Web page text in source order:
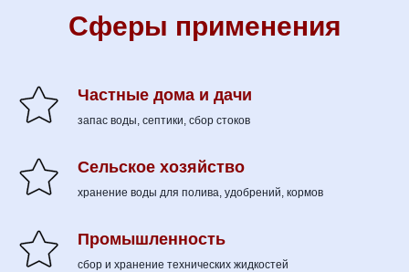
Сферы применения
Частные дома и дачи
запас воды, септики, сбор стоков
Сельское хозяйство
хранение воды для полива, удобрений, кормов
Промышленность
сбор и хранение технических жидкостей